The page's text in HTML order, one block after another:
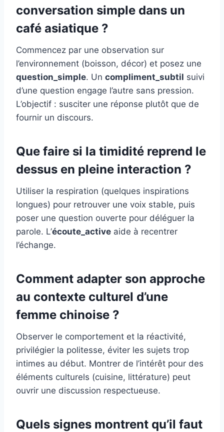
conversation simple dans un
café asiatique ?
Commencez par une observation sur
l’environnement (boisson, décor) et posez une
question_simple. Un compliment_subtil suivi
d’une question engage l’autre sans pression.
L’objectif : susciter une réponse plutôt que de
fournir un discours.
Que faire si la timidité reprend le
dessus en pleine interaction ?
Utiliser la respiration (quelques inspirations
longues) pour retrouver une voix stable, puis
poser une question ouverte pour déléguer la
parole. L’écoute_active aide à recentrer
l’échange.
Comment adapter son approche
au contexte culturel d’une
femme chinoise ?
Observer le comportement et la réactivité,
privilégier la politesse, éviter les sujets trop
intimes au début. Montrer de l’intérêt pour des
éléments culturels (cuisine, littérature) peut
ouvrir une discussion respectueuse.
Quels signes montrent qu’il faut